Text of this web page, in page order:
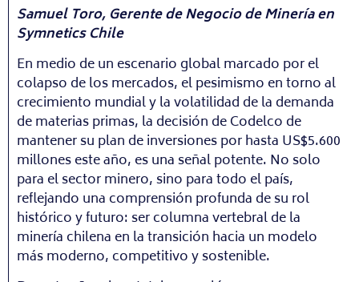
Samuel Toro, Gerente de Negocio de Minería en
Symnetics Chile
En medio de un escenario global marcado por el
colapso de los mercados, el pesimismo en torno al
crecimiento mundial y la volatilidad de la demanda
de materias primas, la decisión de Codelco de
mantener su plan de inversiones por hasta US$5.600
millones este año, es una señal potente. No solo
para el sector minero, sino para todo el país,
reflejando una comprensión profunda de su rol
histórico y futuro: ser columna vertebral de la
minería chilena en la transición hacia un modelo
más moderno, competitivo y sostenible.